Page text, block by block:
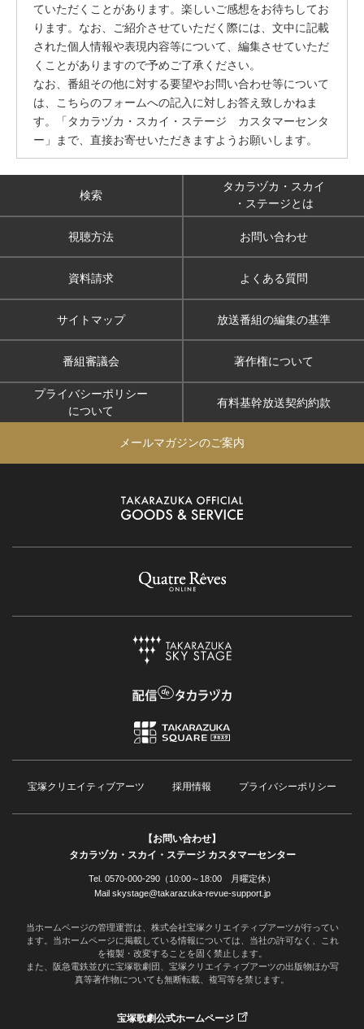
ていただくことがあります。楽しいご感想をお待ちしてお
ります。なお、ご紹介させていただく際には、文中に記載
された個人情報や表現内容等について、編集させていただ
くことがありますので予めご了承ください。
なお、番組その他に対する要望やお問い合わせ等について
は、こちらのフォームへの記入に対しお答え致しかねま
す。「タカラヅカ・スカイ・ステージ カスタマーセンタ
ー」まで、直接お寄せいただきますようお願いします。
検索
タカラヅカ・スカイ
・ステージとは
視聴方法 お問い合わせ
資料請求 よくある質問
サイトマップ 放送番組の編集の基準
番組審議会 著作権について
プライバシーポリシー
について
有料基幹放送契約約款
メールマガジンのご案内
宝塚クリエイティブアーツ 採用情報 プライバシーポリシー
【お問い合わせ】
タカラヅカ・スカイ・ステージ カスタマーセンター
Tel. 0570-000-290（10:00～18:00 月曜定休）
Mail skystage@takarazuka-revue-support.jp
当ホームページの管理運営は、株式会社宝塚クリエイティブアーツが行ってい
ます。当ホームページに掲載している情報については、当社の許可なく、これ
を複製・改変することを固く禁止します。
また、阪急電鉄並びに宝塚歌劇団、宝塚クリエイティブアーツの出版物ほか写
真等著作物についても無断転載、複写等を禁じます。
宝塚歌劇公式ホームページ